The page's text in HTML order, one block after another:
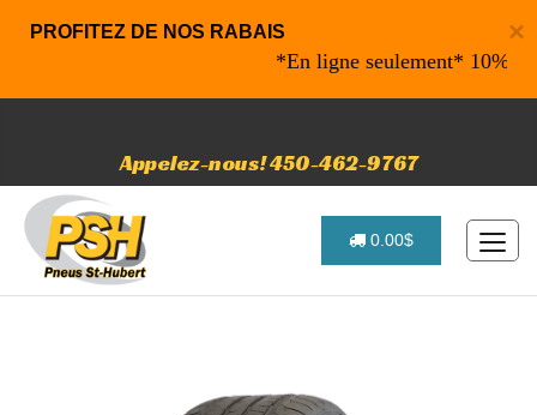
×
PROFITEZ DE NOS RABAIS
*En ligne seulement* 10% de
Appelez-nous! 450-462-9767
0.00$